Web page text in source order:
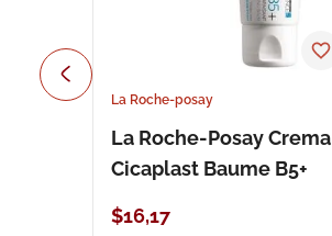
La Roche-posay
La Roche-Posay Crema
Cicaplast Baume B5+
$16,17